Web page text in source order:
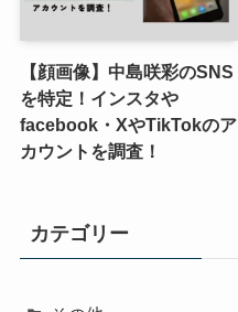
【顔画像】中島咲彩のSNS
を特定！インスタや
facebook・XやTikTokのア
カウントを調査！
カテゴリー